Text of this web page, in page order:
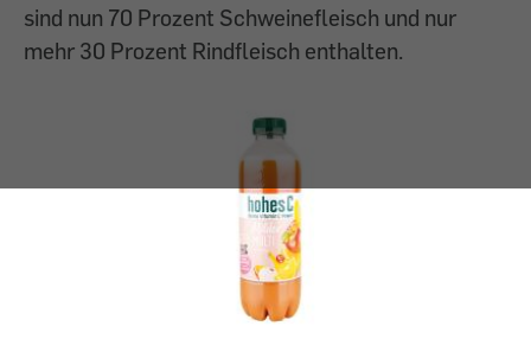
sind nun 70 Prozent Schweinefleisch und nur
mehr 30 Prozent Rindfleisch enthalten.